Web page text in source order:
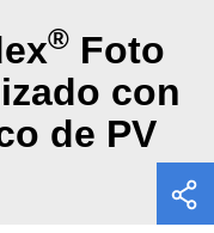
® Foto
con
de PV